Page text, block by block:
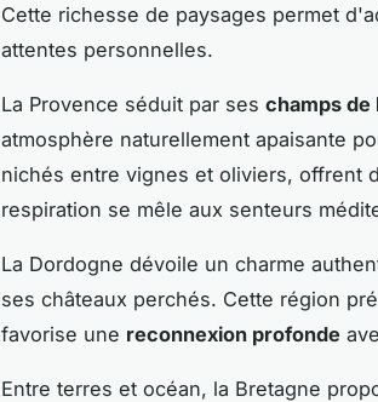
Cette richesse de paysages permet
attentes personnelles.
La Provence séduit par ses champs de
atmosphère naturellement apaisante
nichés entre vignes et oliviers, offrent
respiration se mêle aux senteurs
La Dordogne dévoile un charme
ses châteaux perchés. Cette région
favorise une reconnexion profonde
Entre terres et océan, la Bretagne